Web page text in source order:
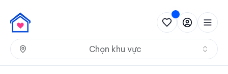
Chọn khu vực